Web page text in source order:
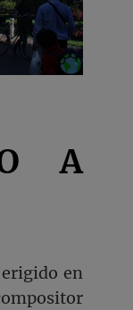
A
en